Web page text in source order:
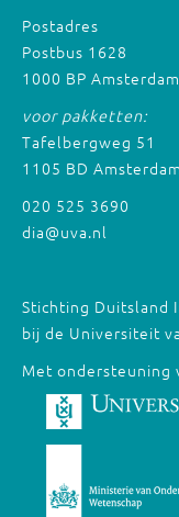
Postadres
Postbus 1628
1000 BP Amsterdam
voor pakketten:
Tafelbergweg 51
1105 BD Amsterdam
020 525 3690
dia@uva.nl
Stichting Duitsland
bij de Universiteit
Met ondersteuning